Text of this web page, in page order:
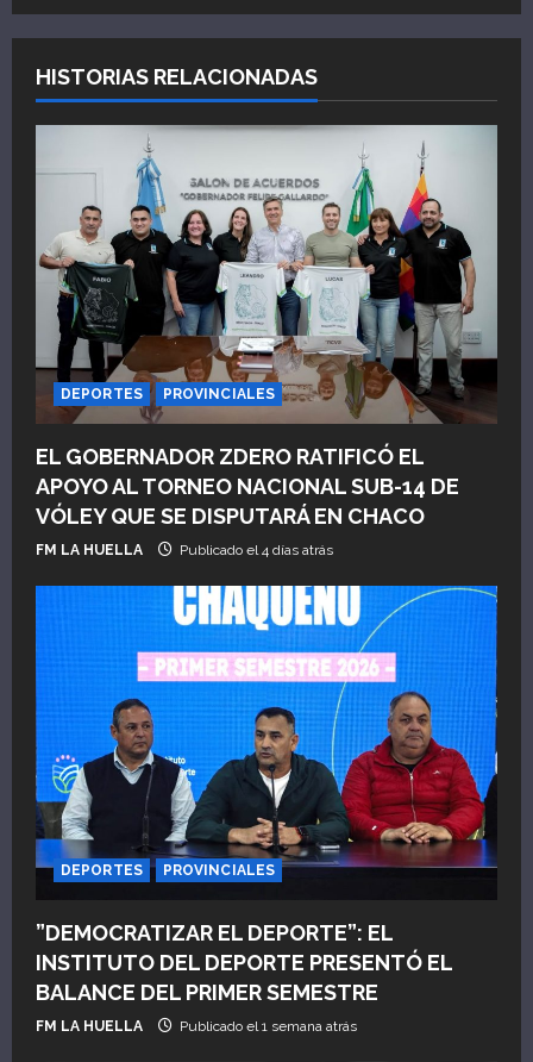
a
c
i
ó
n
e
n
t
r
a
a
s
HISTORIAS RELACIONADAS
DEPORTES PROVINCIALES
EL GOBERNADOR ZDERO RATIFICÓ EL
APOYO AL TORNEO NACIONAL SUB-14 DE
VÓLEY QUE SE DISPUTARÁ EN CHACO
FM LA HUELLA Publicado el 4 días atrás
DEPORTES PROVINCIALES
”DEMOCRATIZAR EL DEPORTE”: EL
INSTITUTO DEL DEPORTE PRESENTÓ EL
BALANCE DEL PRIMER SEMESTRE
FM LA HUELLA Publicado el 1 semana atrás